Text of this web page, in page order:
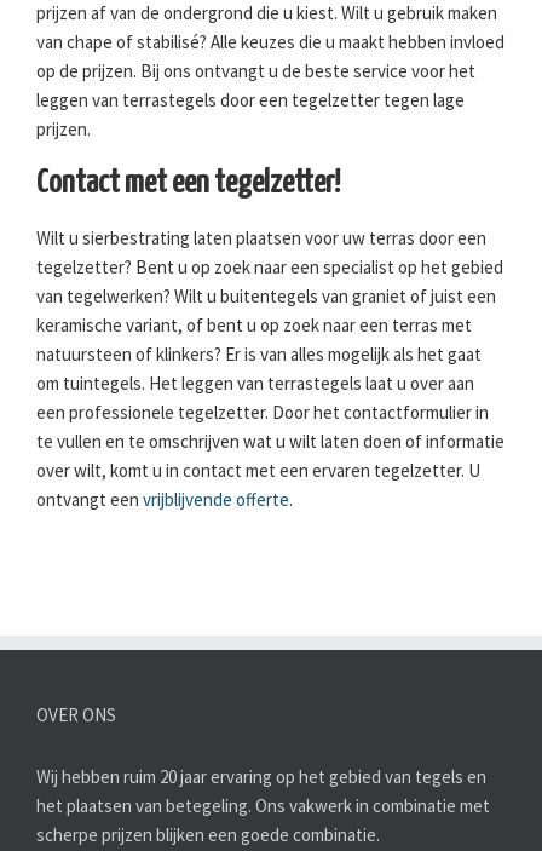
prijzen af van de ondergrond die u kiest. Wilt u gebruik maken
van chape of stabilisé? Alle keuzes die u maakt hebben invloed
op de prijzen. Bij ons ontvangt u de beste service voor het
leggen van terrastegels door een tegelzetter tegen lage
prijzen.
Contact met een tegelzetter!
Wilt u sierbestrating laten plaatsen voor uw terras door een
tegelzetter? Bent u op zoek naar een specialist op het gebied
van tegelwerken? Wilt u buitentegels van graniet of juist een
keramische variant, of bent u op zoek naar een terras met
natuursteen of klinkers? Er is van alles mogelijk als het gaat
om tuintegels. Het leggen van terrastegels laat u over aan
een professionele tegelzetter. Door het contactformulier in
te vullen en te omschrijven wat u wilt laten doen of informatie
over wilt, komt u in contact met een ervaren tegelzetter. U
ontvangt een vrijblijvende offerte.
OVER ONS
Wij hebben ruim 20 jaar ervaring op het gebied van tegels en
het plaatsen van betegeling. Ons vakwerk in combinatie met
scherpe prijzen blijken een goede combinatie.